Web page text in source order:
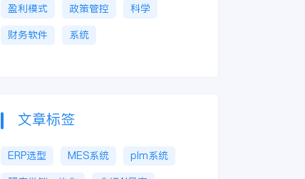
盈利模式
政策管控
科学
财务软件
系统
文章标签
ERP选型 MES系统
plm系统